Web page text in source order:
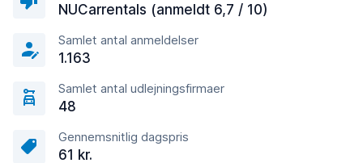
NUCarrentals (anmeldt 6,7 / 10)
Samlet antal anmeldelser
1.163
Samlet antal udlejningsfirmaer
48
Gennemsnitlig dagspris
61 kr.